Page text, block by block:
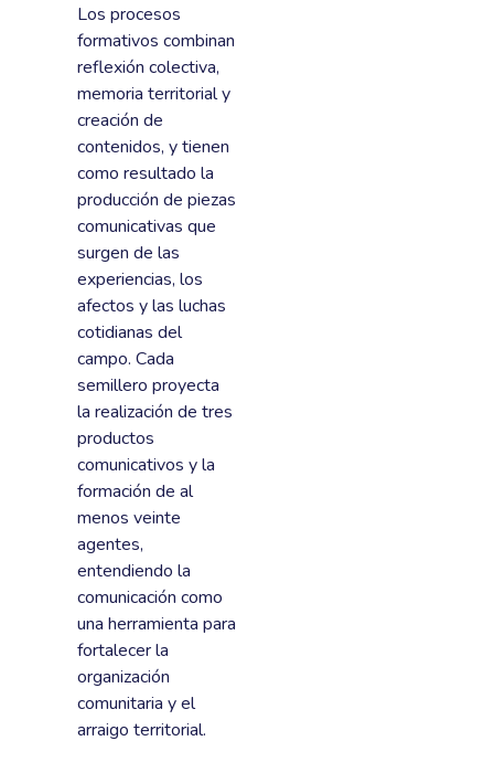
Los procesos
formativos combinan
reflexión colectiva,
memoria territorial y
creación de
contenidos, y tienen
como resultado la
producción de piezas
comunicativas que
surgen de las
experiencias, los
afectos y las luchas
cotidianas del
campo. Cada
semillero proyecta
la realización de tres
productos
comunicativos y la
formación de al
menos veinte
agentes,
entendiendo la
comunicación como
una herramienta para
fortalecer la
organización
comunitaria y el
arraigo territorial.